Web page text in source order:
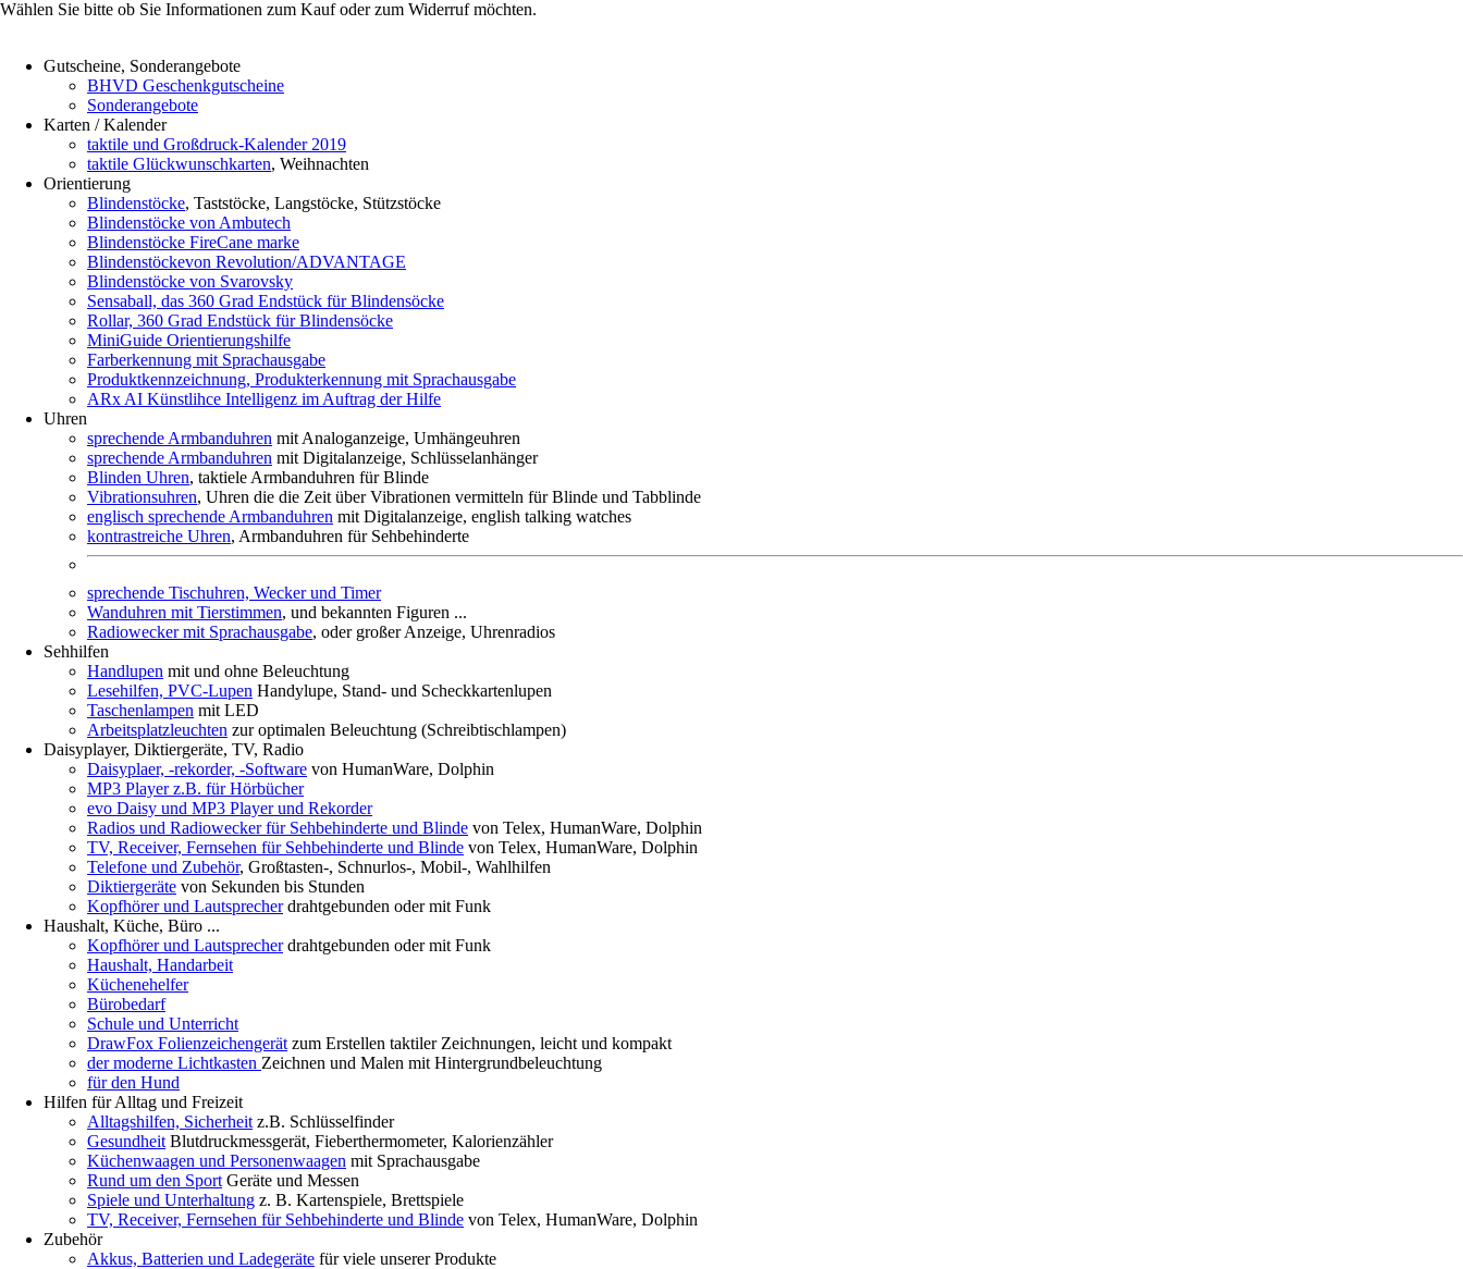
Wählen Sie bitte ob Sie Informationen zum Kauf oder zum Widerruf möchten.
Gutscheine, Sonderangebote
BHVD Geschenkgutscheine
Sonderangebote
Karten / Kalender
taktile und Großdruck-Kalender 2019
taktile Glückwunschkarten, Weihnachten
Orientierung
Blindenstöcke, Taststöcke, Langstöcke, Stützstöcke
Blindenstöcke von Ambutech
Blindenstöcke FireCane marke
Blindenstöckevon Revolution/ADVANTAGE
Blindenstöcke von Svarovsky
Sensaball, das 360 Grad Endstück für Blindensöcke
Rollar, 360 Grad Endstück für Blindensöcke
MiniGuide Orientierungshilfe
Farberkennung mit Sprachausgabe
Produktkennzeichnung, Produkterkennung mit Sprachausgabe
ARx AI Künstlihce Intelligenz im Auftrag der Hilfe
Uhren
sprechende Armbanduhren mit Analoganzeige, Umhängeuhren
sprechende Armbanduhren mit Digitalanzeige, Schlüsselanhänger
Blinden Uhren, taktiele Armbanduhren für Blinde
Vibrationsuhren, Uhren die die Zeit über Vibrationen vermitteln für Blinde und Tabblinde
englisch sprechende Armbanduhren mit Digitalanzeige, english talking watches
kontrastreiche Uhren, Armbanduhren für Sehbehinderte
sprechende Tischuhren, Wecker und Timer
Wanduhren mit Tierstimmen, und bekannten Figuren ...
Radiowecker mit Sprachausgabe, oder großer Anzeige, Uhrenradios
Sehhilfen
Handlupen mit und ohne Beleuchtung
Lesehilfen, PVC-Lupen Handylupe, Stand- und Scheckkartenlupen
Taschenlampen mit LED
Arbeitsplatzleuchten zur optimalen Beleuchtung (Schreibtischlampen)
Daisyplayer, Diktiergeräte, TV, Radio
Daisyplaer, -rekorder, -Software von HumanWare, Dolphin
MP3 Player z.B. für Hörbücher
evo Daisy und MP3 Player und Rekorder
Radios und Radiowecker für Sehbehinderte und Blinde von Telex, HumanWare, Dolphin
TV, Receiver, Fernsehen für Sehbehinderte und Blinde von Telex, HumanWare, Dolphin
Telefone und Zubehör, Großtasten-, Schnurlos-, Mobil-, Wahlhilfen
Diktiergeräte von Sekunden bis Stunden
Kopfhörer und Lautsprecherdrahtgebunden oder mit Funk
Haushalt, Küche, Büro ...
Kopfhörer und Lautsprecherdrahtgebunden oder mit Funk
Haushalt, Handarbeit
Küchenehelfer
Bürobedarf
Schule und Unterricht
DrawFox Folienzeichengerät zum Erstellen taktiler Zeichnungen, leicht und kompakt
der moderne Lichtkasten Zeichnen und Malen mit Hintergrundbeleuchtung
für den Hund
Hilfen für Alltag und Freizeit
Alltagshilfen, Sicherheit z.B. Schlüsselfinder
Gesundheit Blutdruckmessgerät, Fieberthermometer, Kalorienzähler
Küchenwaagen und Personenwaagen mit Sprachausgabe
Rund um den Sport Geräte und Messen
Spiele und Unterhaltung z. B. Kartenspiele, Brettspiele
TV, Receiver, Fernsehen für Sehbehinderte und Blinde von Telex, HumanWare, Dolphin
Zubehör
Akkus, Batterien und Ladegeräte für viele unserer Produkte